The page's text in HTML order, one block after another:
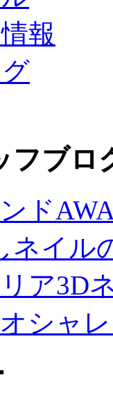
報
フブロ
ド
ネイル
ア3D
シャ